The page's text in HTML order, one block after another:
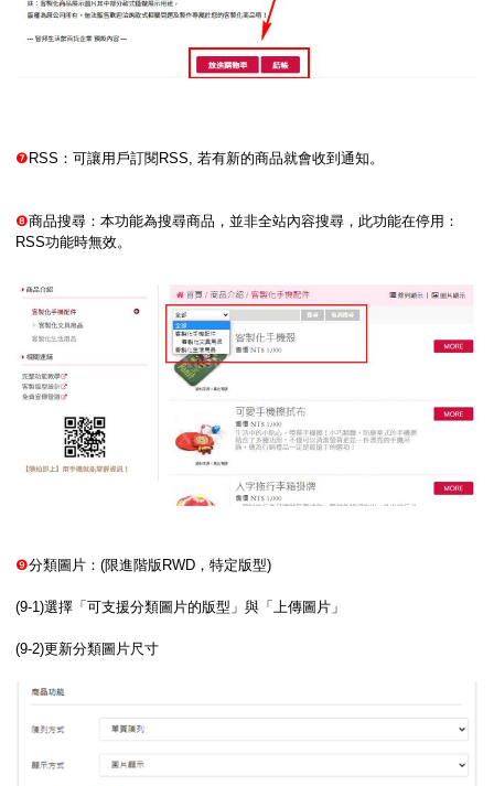
❼RSS：可讓用戶訂閱RSS, 若有新的商品就會收到通知。
❽商品搜尋：本功能為搜尋商品，並非全站內容搜尋，此功能在停用：
RSS功能時無效。
❾分類圖片：(限進階版RWD，特定版型)
(9-1)選擇「可支援分類圖片的版型」與「上傳圖片」
(9-2)更新分類圖片尺寸